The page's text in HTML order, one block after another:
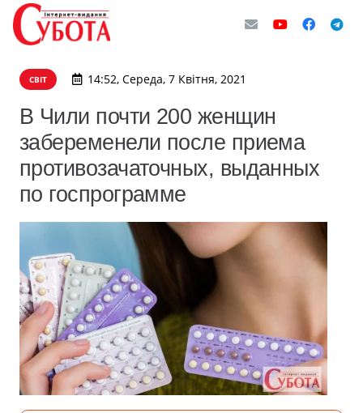
СВІТ 14:52, Середа, 7 Квітня, 2021
В Чили почти 200 женщин
забеременели после приема
противозачаточных, выданных
по госпрограмме